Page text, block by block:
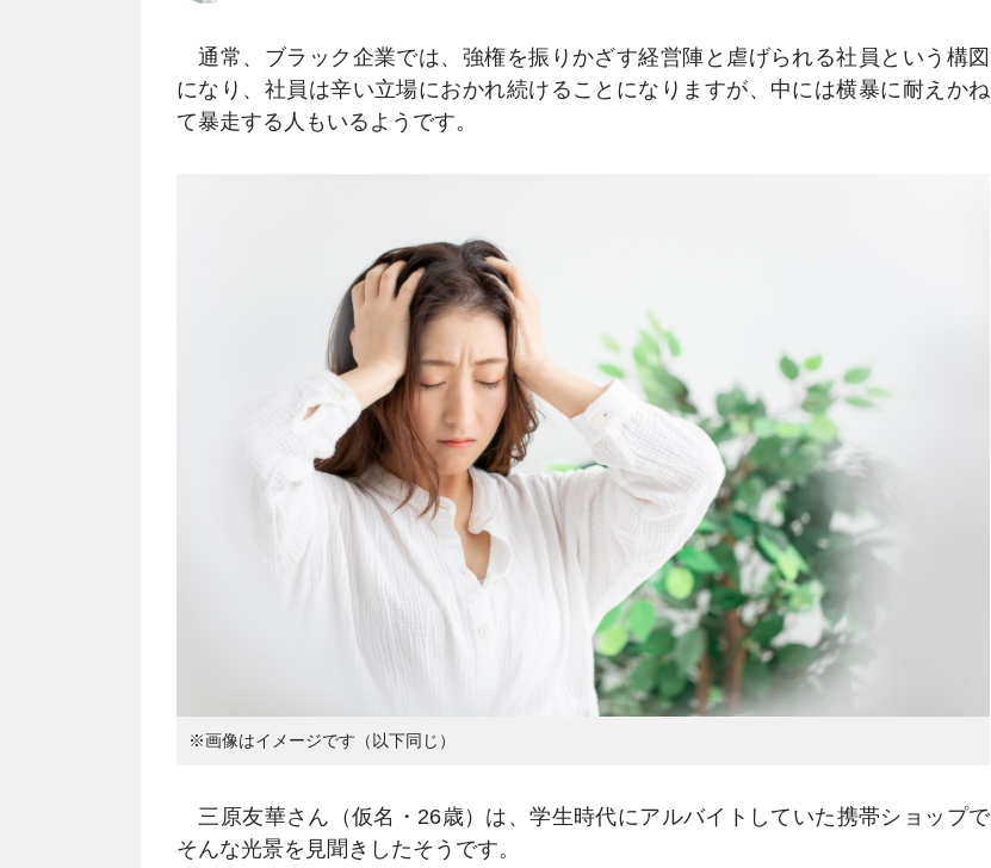
通常、ブラック企業では、強権を振りかざす経営陣と虐げられる社員という構図
になり、社員は辛い立場におかれ続けることになりますが、中には横暴に耐えかね
て暴走する人もいるようです。
※画像はイメージです（以下同じ）
三原友華さん（仮名・26歳）は、学生時代にアルバイトしていた携帯ショップで
そんな光景を見聞きしたそうです。